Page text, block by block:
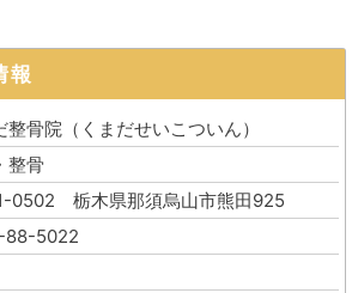
報
整骨院 （ くまだせいこついん）
整骨
0502 栃木県那須烏山市熊田925
88-5022